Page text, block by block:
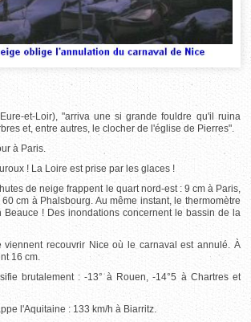
et-Loir), "arriva une si grande fouldre qu'il ruina
et, entre autres, le clocher de l'église de Pierres".
à Paris.
! La Loire est prise par les glaces !
de neige frappent le quart nord-est : 9 cm à Paris,
cm à Phalsbourg. Au même instant, le thermomètre
Beauce ! Des inondations concernent le bassin de la
viennent recouvrir Nice où le carnaval est annulé. À
16 cm.
brutalement : -13° à Rouen, -14°5 à Chartres et
l'Aquitaine : 133 km/h à Biarritz.